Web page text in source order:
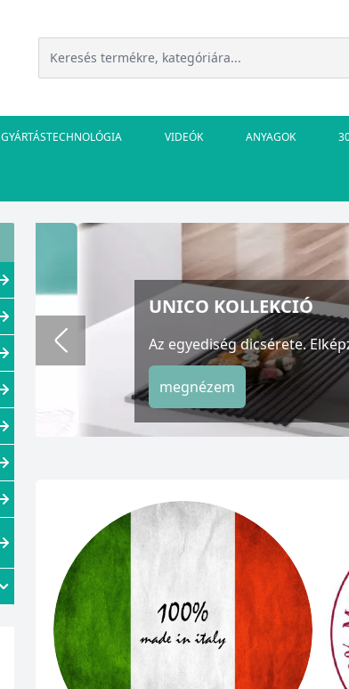
GYÁRTÁSTECHNOLÓGIA VIDEÓK ANYAGOK
UNICO KOLLEKCIÓ
Az egyediség dicsérete.
megnézem